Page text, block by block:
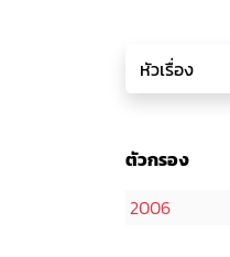
ตัวกรอง
2006